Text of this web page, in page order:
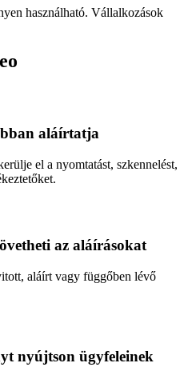
használható. Vállalkozások
aláírtatja
el a nyomtatást, szkennelést,
az aláírásokat
aláírt vagy függőben lévő
nyújtson ügyfeleinek